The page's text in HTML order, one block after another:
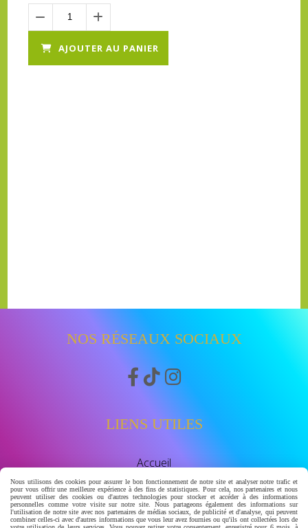
AJOUTER AU PANIER
NOS RÉSEAUX SOCIAUX
  
LIENS UTILES
Accueil
Boutique
Avis clients
watssap 06.63.86.83.30
Nous utilisons des cookies pour assurer le bon fonctionnement de notre site et analyser notre trafic et
pour vous offrir une meilleure expérience à des fins de statistiques. Pour cela, nos partenaires et nous
peuvent utiliser des cookies ou d'autres technologies pour stocker et accéder à des informations
personnelles comme votre visite sur notre site. Nous partageons également des informations sur
l'utilisation de notre site avec nos partenaires de médias sociaux, de publicité et d'analyse, qui peuvent
combiner celles-ci avec d'autres informations que vous leur avez fournies ou qu'ils ont collectées lors de